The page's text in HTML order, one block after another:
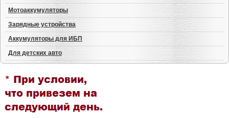
Мотоаккумуляторы
Зарядные устройства
Аккумуляторы для ИБП
Для детских авто